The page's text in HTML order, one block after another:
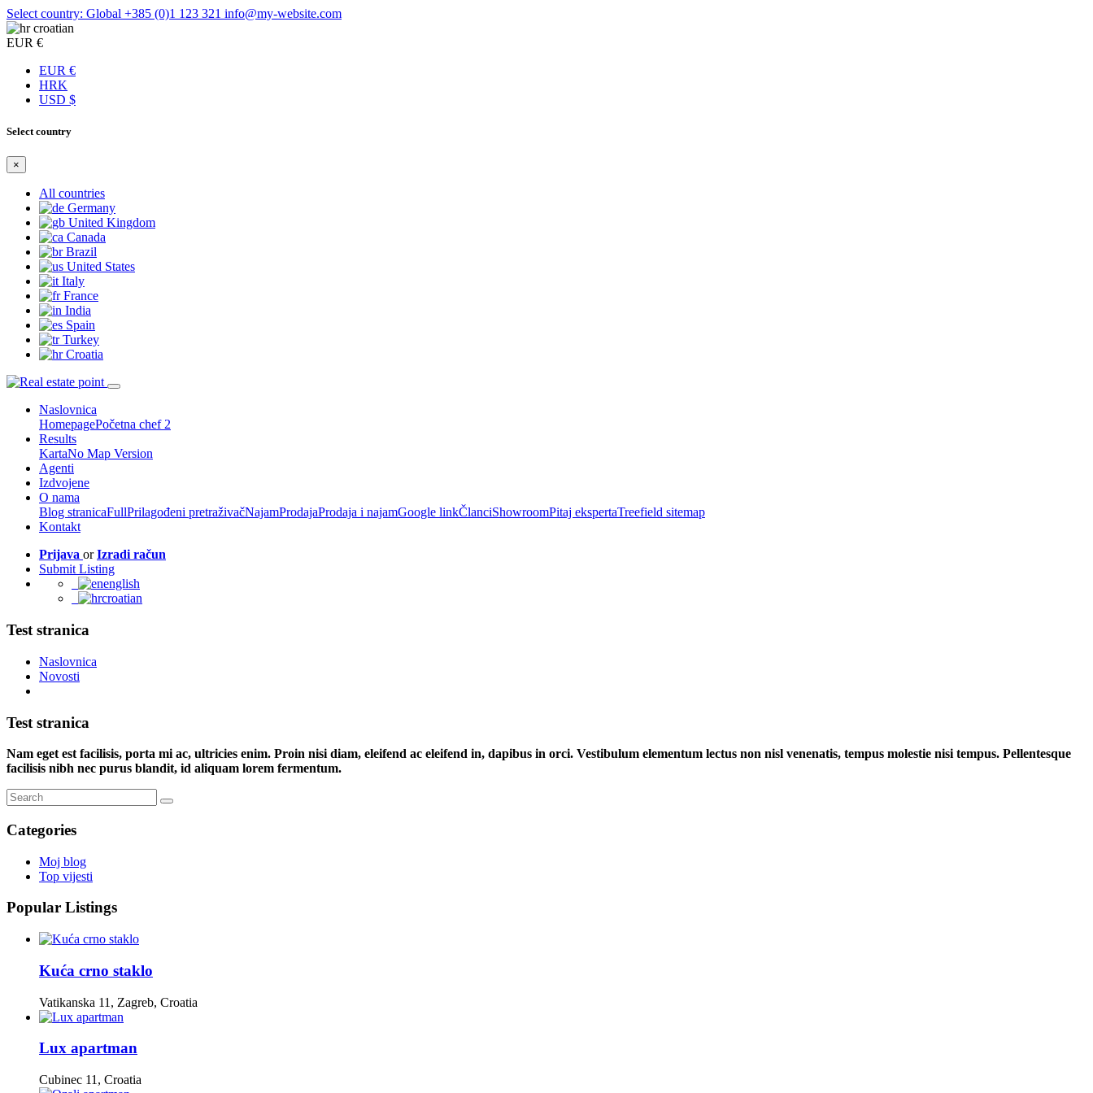
Select country: Global +385 (0)1 123 321 info@my-website.com
croatian
EUR €
EUR €
HRK
USD $
Select country
×
All countries
Germany
United Kingdom
Canada
Brazil
United States
Italy
France
India
Spain
Turkey
Croatia
Naslovnica
HomepagePočetna chef 2
Results
KartaNo Map Version
Agenti
Izdvojene
O nama
Blog stranicaFullPrilagođeni pretraživačNajamProdajaProdaja i najamGoogle linkČlanciShowroomPitaj ekspertaTreefield sitemap
Kontakt
Prijava orIzradi račun
Submit Listing
english
croatian
Test stranica
Naslovnica
Novosti
Test stranica
Nam eget est facilisis, porta mi ac, ultricies enim. Proin nisi diam, eleifend ac eleifend in, dapibus in orci. Vestibulum elementum lectus non nisl venenatis, tempus molestie nisi tempus. Pellentesque
facilisis nibh nec purus blandit, id aliquam lorem fermentum.
Categories
Moj blog
Top vijesti
Popular Listings
Kuća crno staklo
Vatikanska 11, Zagreb, Croatia
Lux apartman
Cubinec 11, Croatia